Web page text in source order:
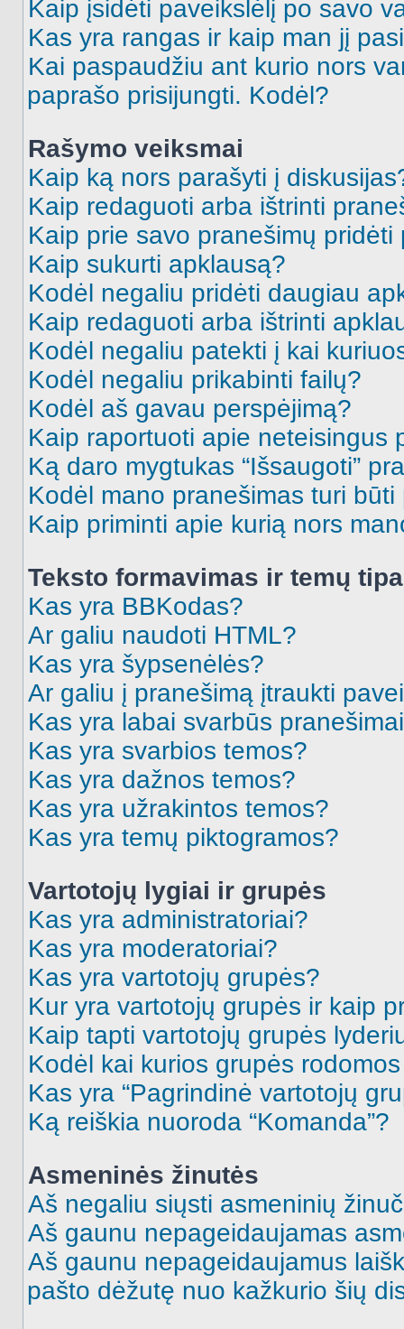
Kaip įsidėti paveikslėlį po savo
Kas yra rangas ir kaip man jį
Kai paspaudžiu ant kurio nors
paprašo prisijungti. Kodėl?
Rašymo veiksmai
Kaip ką nors parašyti į
Kaip redaguoti arba ištrinti
Kaip prie savo pranešimų pridėti
Kaip sukurti apklausą?
Kodėl negaliu pridėti daugiau
Kaip redaguoti arba ištrinti
Kodėl negaliu patekti į kai
Kodėl negaliu prikabinti failų?
Kodėl aš gavau perspėjimą?
Kaip raportuoti apie neteisingus
Ką daro mygtukas “Išsaugoti”
Kodėl mano pranešimas turi būti
Kaip priminti apie kurią nors
Teksto formavimas ir temų
Kas yra BBKodas?
Ar galiu naudoti HTML?
Kas yra šypsenėlės?
Ar galiu į pranešimą įtraukti
Kas yra labai svarbūs
Kas yra svarbios temos?
Kas yra dažnos temos?
Kas yra užrakintos temos?
Kas yra temų piktogramos?
Vartotojų lygiai ir grupės
Kas yra administratoriai?
Kas yra moderatoriai?
Kas yra vartotojų grupės?
Kur yra vartotojų grupės ir kaip
Kaip tapti vartotojų grupės
Kodėl kai kurios grupės
Kas yra “Pagrindinė vartotojų
Ką reiškia nuoroda “Komanda”?
Asmeninės žinutės
Aš negaliu siųsti asmeninių
Aš gaunu nepageidaujamas
Aš gaunu nepageidaujamus
pašto dėžutę nuo kažkurio šių